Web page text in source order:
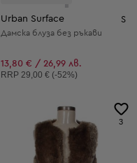
Urban Surface S
Дамска блуза без ръкави
13,80 € / 26,99 лв.
Препоръчителна цена:
RRP29,00 € (-52%)
3